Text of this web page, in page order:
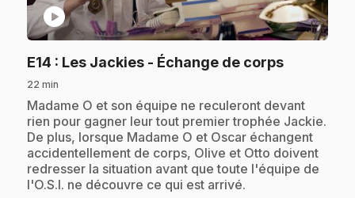
play_circle
E14 : Les Jackies - Échange de corps.
22 min
.Madame O et son équipe ne reculeront devant
rien pour gagner leur tout premier trophée Jackie.
De plus, lorsque Madame O et Oscar échangent
accidentellement de corps, Olive et Otto doivent
redresser la situation avant que toute l'équipe de
l'O.S.I. ne découvre ce qui est arrivé.